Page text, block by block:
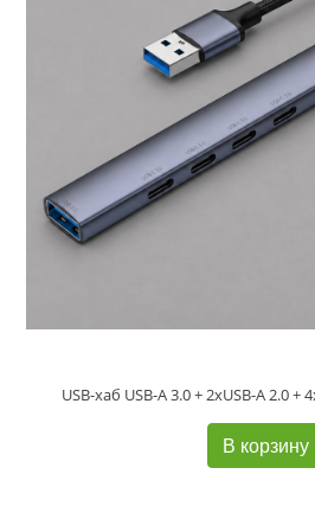
USB-хаб USB-A 3.0 + 2xUSB-A 2.0 +
В корзину